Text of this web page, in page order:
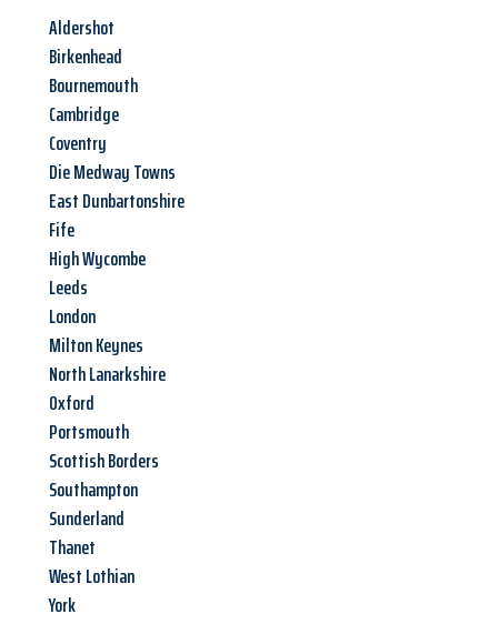
Aldershot
Birkenhead
Bournemouth
Cambridge
Coventry
Die Medway Towns
East Dunbartonshire
Fife
High Wycombe
Leeds
London
Milton Keynes
North Lanarkshire
Oxford
Portsmouth
Scottish Borders
Southampton
Sunderland
Thanet
West Lothian
York